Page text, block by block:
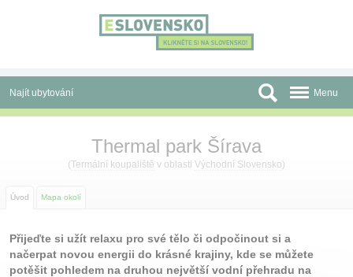
Najít ubytování
Slevy a Last Minute
Autobusové zájezdy
Před cestou
Menu
Thermal park Šírava
(Termální koupaliště v oblasti Východní Slovensko)
Úvod Mapa okolí
Přijeďte si užít relaxu pro své tělo či odpočinout si a
načerpat novou energii do krásné krajiny, kde se můžete
potěšit pohledem na druhou největší vodní přehradu na